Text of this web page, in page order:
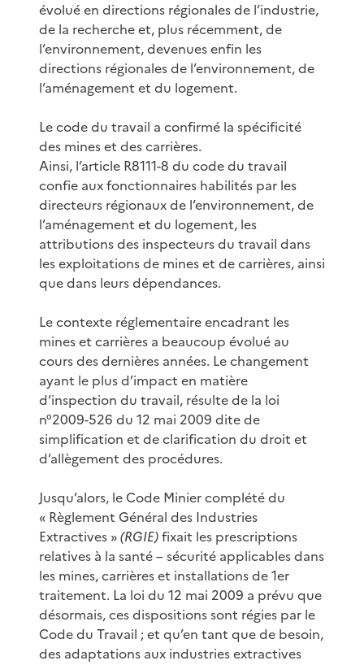
évolué en directions régionales de l’industrie,
de la recherche et, plus récemment, de
l’environnement, devenues enfin les
directions régionales de l’environnement, de
l’aménagement et du logement.
Le code du travail a confirmé la spécificité
des mines et des carrières.
Ainsi, l’article R8111-8 du code du travail
confie aux fonctionnaires habilités par les
directeurs régionaux de l’environnement, de
l’aménagement et du logement, les
attributions des inspecteurs du travail dans
les exploitations de mines et de carrières, ainsi
que dans leurs dépendances.
Le contexte réglementaire encadrant les
mines et carrières a beaucoup évolué au
cours des dernières années. Le changement
ayant le plus d’impact en matière
d’inspection du travail, résulte de la loi
n°2009-526 du 12 mai 2009 dite de
simplification et de clarification du droit et
d’allègement des procédures.
Jusqu’alors, le Code Minier complété du
« Règlement Général des Industries
Extractives »(RGIE)fixait les prescriptions
relatives à la santé – sécurité applicables dans
les mines, carrières et installations de 1er
traitement. La loi du 12 mai 2009 a prévu que
désormais, ces dispositions sont régies par le
Code du Travail ; et qu’en tant que de besoin,
des adaptations aux industries extractives